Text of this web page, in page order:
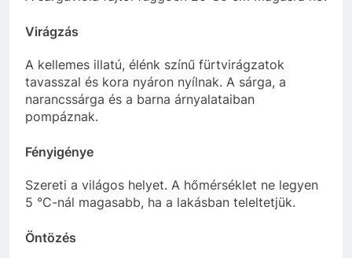
Virágzás
A kellemes illatú, élénk színű fürtvirágzatok
tavasszal és kora nyáron nyílnak. A sárga, a
narancssárga és a barna árnyalataiban
pompáznak.
Fényigénye
Szereti a világos helyet. A hőmérséklet ne legyen
5 °C-nál magasabb, ha a lakásban teleltetjük.
Öntözés